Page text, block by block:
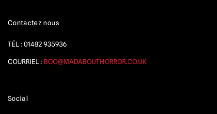
Contactez nous
TÉL : 01482 935936
COURRIEL : BOO@MADABOUTHORROR.CO.UK
Social